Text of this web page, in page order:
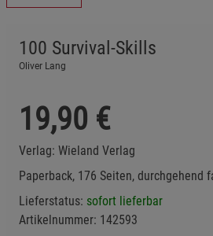
100 Survival-Skills
Oliver Lang
19,90 €
Verlag: Wieland Verlag
Paperback, 176 Seiten, durchgehend
Lieferstatus: sofort lieferbar
Artikelnummer: 142593